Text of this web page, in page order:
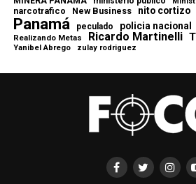
narcotrafico New Business nito cortizo
Panamá peculado policia nacional
Realizando Metas Ricardo Martinelli
Yanibel Abrego zulay rodriguez